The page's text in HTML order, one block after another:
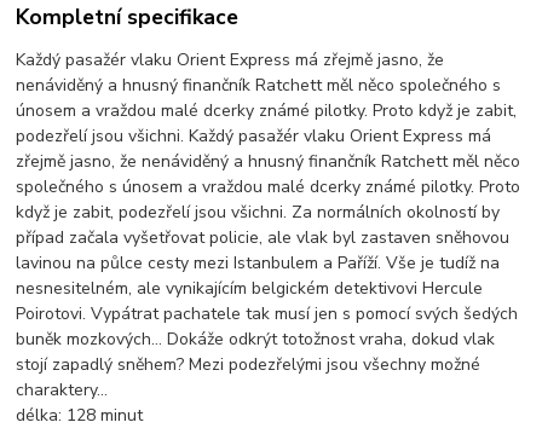
Kompletní specifikace
Každý pasažér vlaku Orient Express má zřejmě jasno, že
nenáviděný a hnusný finančník Ratchett měl něco společného s
únosem a vraždou malé dcerky známé pilotky. Proto když je zabit,
podezřelí jsou všichni. Každý pasažér vlaku Orient Express má
zřejmě jasno, že nenáviděný a hnusný finančník Ratchett měl něco
společného s únosem a vraždou malé dcerky známé pilotky. Proto
když je zabit, podezřelí jsou všichni. Za normálních okolností by
případ začala vyšetřovat policie, ale vlak byl zastaven sněhovou
lavinou na půlce cesty mezi Istanbulem a Paříží. Vše je tudíž na
nesnesitelném, ale vynikajícím belgickém detektivovi Hercule
Poirotovi. Vypátrat pachatele tak musí jen s pomocí svých šedých
buněk mozkových… Dokáže odkrýt totožnost vraha, dokud vlak
stojí zapadlý sněhem? Mezi podezřelými jsou všechny možné
charaktery…
délka: 128 minut